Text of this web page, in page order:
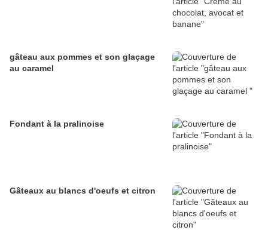
gâteau aux pommes et son glaçage
au caramel
Fondant à la pralinoise
Gâteaux au blancs d'oeufs et citron